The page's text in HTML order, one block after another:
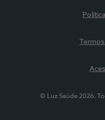
© Luz Saúde 2026.